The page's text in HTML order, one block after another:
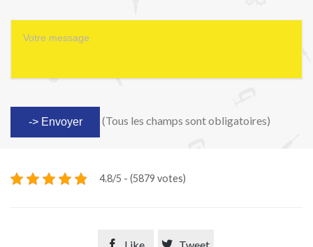
(Tous les champs sont obligatoires)
4.8/5 - (5879 votes)
 